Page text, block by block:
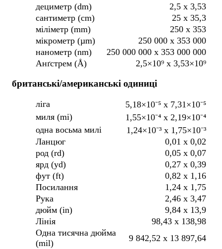
дециметр (dm)
2,5 x 3,53
сантиметр (cm)
25 x 35,3
міліметр (mm)
250 x 353
мікрометр (µm)
250 000 x 353 000
нанометр (nm)
250 000 000 x 353 000 000
Анґстрем (Å)
2,5×10⁹ x 3,53×10⁹
британські/американські одиниці
ліга
5,18×10⁻⁵ x 7,31×10⁻⁵
миля (mi)
1,55×10⁻⁴ x 2,19×10⁻⁴
одна восьма милі
1,24×10⁻³ x 1,75×10⁻³
Ланцюг
0,01 x 0,02
род (rd)
0,05 x 0,07
ярд (yd)
0,27 x 0,39
фут (ft)
0,82 x 1,16
Посилання
1,24 x 1,75
Рука
2,46 x 3,47
дюйм (in)
9,84 x 13,9
Лінія
98,43 x 138,98
Одна тисячна дюйма
(mil)
9 842,52 x 13 897,64